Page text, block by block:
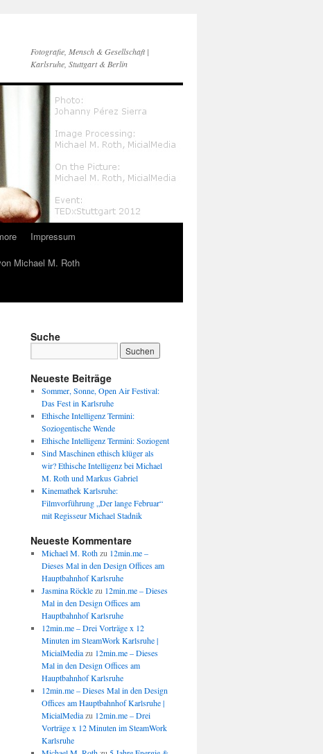
Fotografie, Mensch & Gesellschaft |
Karlsruhe, Stuttgart & Berlin
Impressum
Michael M. Roth
Suche
Neueste Beiträge
Sommer, Sonne, Open Air Festival:
Das Fest in Karlsruhe
Ethische Intelligenz Termini:
Soziogentische Wende
Ethische Intelligenz Termini: Soziogent
Sind Maschinen ethisch klüger als
wir? Ethische Intelligenz bei Michael
M. Roth und Markus Gabriel
Kinemathek Karlsruhe:
Filmvorführung „Der lange Februar“
mit Regisseur Michael Stadnik
Neueste Kommentare
Michael M. Rothzu 12min.me –
Dieses Mal in den Design Offices am
Hauptbahnhof Karlsruhe
Jasmina Röcklezu 12min.me – Dieses
Mal in den Design Offices am
Hauptbahnhof Karlsruhe
12min.me – Drei Vorträge x 12
Minuten im SteamWork Karlsruhe |
MicialMediazu 12min.me – Dieses
Mal in den Design Offices am
Hauptbahnhof Karlsruhe
12min.me – Dieses Mal in den Design
Offices am Hauptbahnhof Karlsruhe |
MicialMediazu 12min.me – Drei
Vorträge x 12 Minuten im SteamWork
Karlsruhe